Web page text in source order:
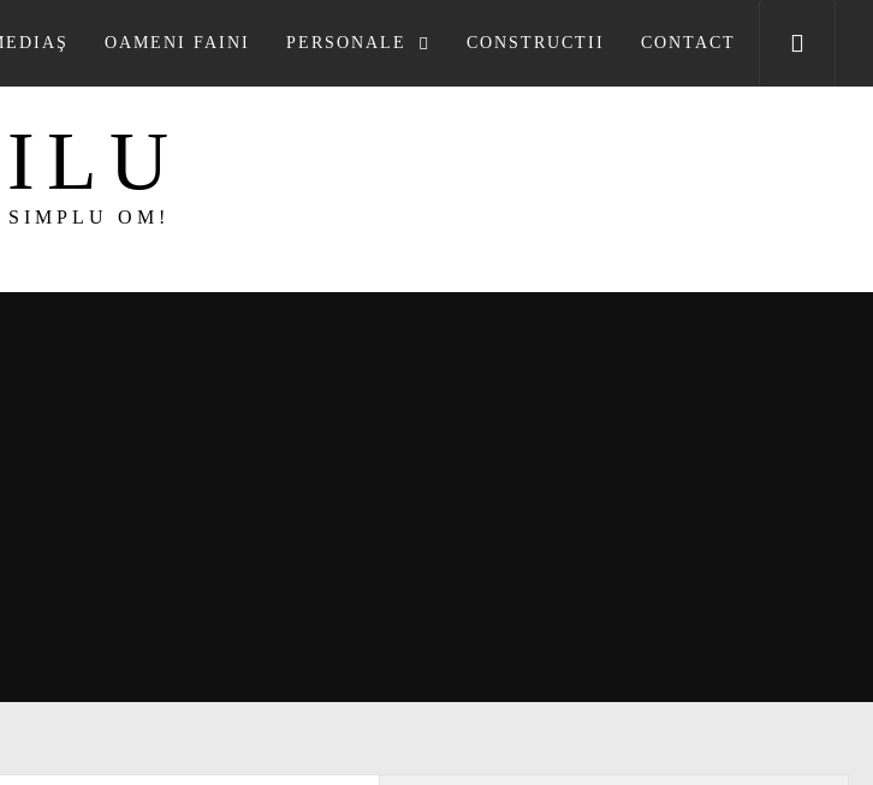
OAMENI FAINI PERSONALE CONSTRUCTII CONTACT
SIMPLU OM!